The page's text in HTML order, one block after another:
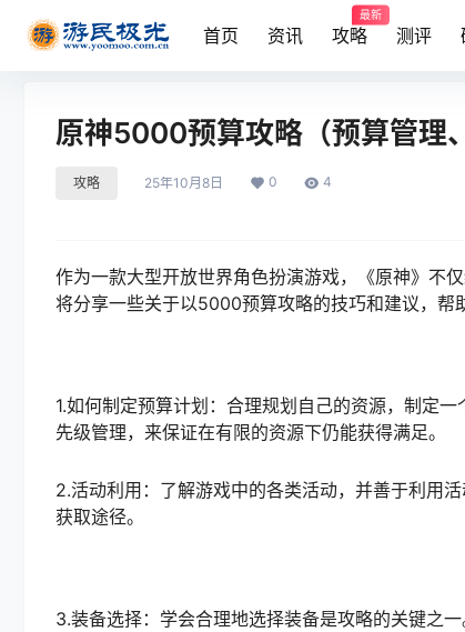
首页 资讯 攻略
最新
测评
原神5000预算攻略（预算管理
攻略 25年10月8日 0 4
作为一款大型开放世界角色扮演游戏，《原神》不
将分享一些关于以5000预算攻略的技巧和建议，帮
1.如何制定预算计划：合理规划自己的资源，制定
先级管理，来保证在有限的资源下仍能获得满足。
2.活动利用：了解游戏中的各类活动，并善于利用
获取途径。
3.装备选择：学会合理地选择装备是攻略的关键之